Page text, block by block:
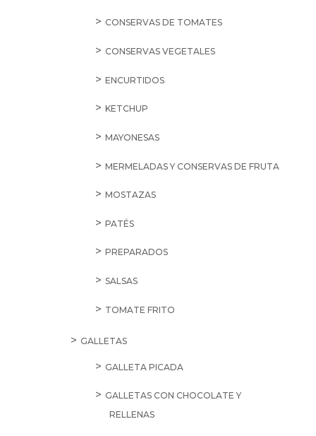
CONSERVAS DE TOMATES
CONSERVAS VEGETALES
ENCURTIDOS
KETCHUP
MAYONESAS
MERMELADAS Y CONSERVAS DE FRUTA
MOSTAZAS
PATÉS
PREPARADOS
SALSAS
TOMATE FRITO
GALLETAS
GALLETA PICADA
GALLETAS CON CHOCOLATE Y
RELLENAS